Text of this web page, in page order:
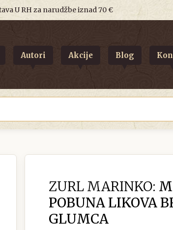
U RH za narudžbe iznad 70 €
Autori Akcije Blog
ZURL MARINKO:
POBUNA LIKOVA
GLUMCA